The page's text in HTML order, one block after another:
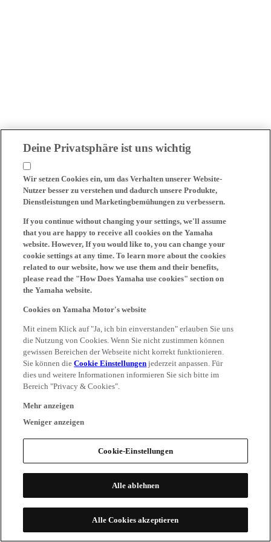
Deine Privatsphäre ist uns wichtig
Wir setzen Cookies ein, um das Verhalten unserer Website-
Nutzer besser zu verstehen und dadurch unsere Produkte,
Dienstleistungen und Marketingbemühungen zu verbessern.
If you continue without changing your settings, we'll assume
that you are happy to receive all cookies on the Yamaha
website. However, If you would like to, you can change your
cookie settings at any time. To learn more about the cookies
related to our website, how we use them and their benefits,
please read the "How Does Yamaha use cookies" section on
the Yamaha website.
Cookies on Yamaha Motor's website
Mit einem Klick auf "Ja, ich bin einverstanden" erlauben Sie uns
die Nutzung von Cookies. Wenn Sie nicht zustimmen können
gewissen Bereichen der Webseite nicht korrekt funktionieren.
Sie können dieCookie Einstellungen jederzeit anpassen. Für
dies und weitere Informationen informieren Sie sich bitte im
Bereich "Privacy & Cookies".
Mehr anzeigen
Weniger anzeigen
Cookie-Einstellungen
Alle ablehnen
Alle Cookies akzeptieren